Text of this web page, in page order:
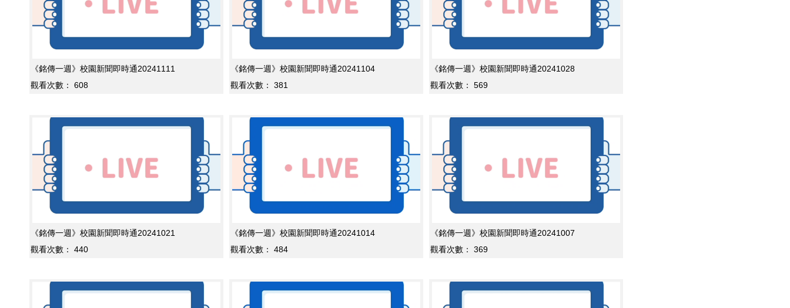
《銘傳一週》校園新聞即時通20241111
觀看次數：
608
《銘傳一週》校園新聞即時通20241104
觀看次數：
381
《銘傳一週》校園新聞即時通20241028
觀看次數：
569
《銘傳一週》校園新聞即時通20241021
觀看次數：
440
《銘傳一週》校園新聞即時通20241014
觀看次數：
484
《銘傳一週》校園新聞即時通20241007
觀看次數：
369